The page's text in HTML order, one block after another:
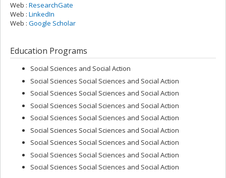
Web : ResearchGate
Web : LinkedIn
Web : Google Scholar
Education Programs
Social Sciences and Social Action
Social Sciences Social Sciences and Social Action
Social Sciences Social Sciences and Social Action
Social Sciences Social Sciences and Social Action
Social Sciences Social Sciences and Social Action
Social Sciences Social Sciences and Social Action
Social Sciences Social Sciences and Social Action
Social Sciences Social Sciences and Social Action
Social Sciences Social Sciences and Social Action